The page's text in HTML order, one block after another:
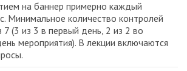
на баннер примерно каждый
Минимальное количество контролей
7 (3 из 3 в первый день, 2 из 2 во
мероприятия). В лекции включаются